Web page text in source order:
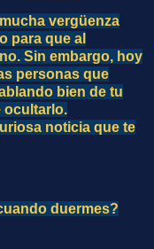
vergüenza
para que al
Sin embargo, hoy
personas que
bien de tu
ocultarlo.
noticia que te
duermes?